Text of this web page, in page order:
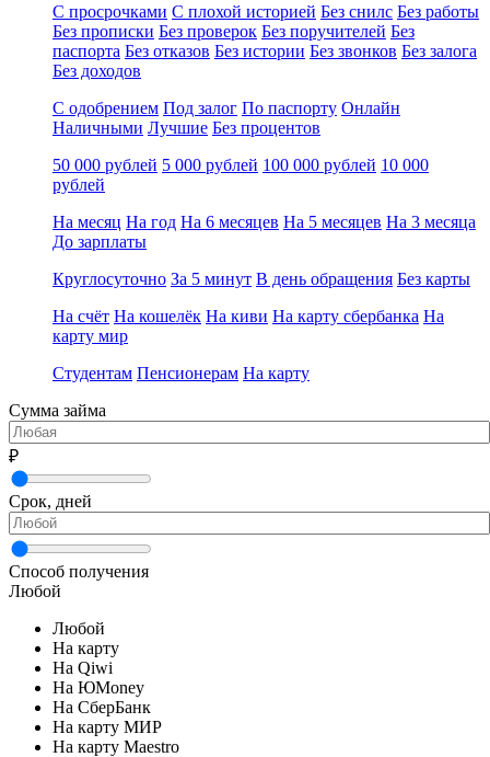
С просрочками С плохой историей Без снилс Без работы
Без прописки Без проверок Без поручителей Без
паспорта Без отказов Без истории Без звонков Без залога
Без доходов
С одобрением Под залог По паспорту Онлайн
Наличными Лучшие Без процентов
50 000 рублей 5 000 рублей 100 000 рублей 10 000
рублей
На месяц На год На 6 месяцев На 5 месяцев На 3 месяца
До зарплаты
Круглосуточно За 5 минут В день обращения Без карты
На счёт На кошелёк На киви На карту сбербанка На
карту мир
Студентам Пенсионерам На карту
Сумма займа
₽
Срок, дней
Способ получения
Любой
Любой
На карту
На Qiwi
На ЮMoney
На СберБанк
На карту МИР
На карту Maestro